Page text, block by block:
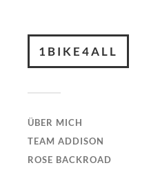
1BIKE4ALL
ÜBER MICH
TEAM ADDISON
ROSE BACKROAD